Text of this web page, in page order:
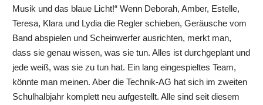
Musik und das blaue Licht!“ Wenn Deborah, Amber, Estelle,
Teresa, Klara und Lydia die Regler schieben, Geräusche vom
Band abspielen und Scheinwerfer ausrichten, merkt man,
dass sie genau wissen, was sie tun. Alles ist durchgeplant und
jede weiß, was sie zu tun hat. Ein lang eingespieltes Team,
könnte man meinen. Aber die Technik-AG hat sich im zweiten
Schulhalbjahr komplett neu aufgestellt. Alle sind seit diesem